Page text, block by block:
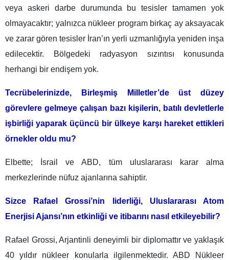
veya askeri darbe durumunda bu tesisler tamamen yok
olmayacaktır; yalnızca nükleer program birkaç ay aksayacak
ve zarar gören tesisler İran’ın yerli uzmanlığıyla yeniden inşa
edilecektir. Bölgedeki radyasyon sızıntısı konusunda
herhangi bir endişem yok.
Tecrübelerinizde, Birleşmiş Milletler’de üst düzey
görevlere gelmeye çalışan bazı kişilerin, batılı devletlerle
işbirliği yaparak üçüncü bir ülkeye karşı hareket ettikleri
örnekler oldu mu?
Elbette; İsrail ve ABD, tüm uluslararası karar alma
merkezlerinde nüfuz ajanlarına sahiptir.
Sizce Rafael Grossi’nin liderliği, Uluslararası Atom
Enerjisi Ajansı’nın etkinliği ve itibarını nasıl etkileyebilir?
Rafael Grossi, Arjantinli deneyimli bir diplomattır ve yaklaşık
40 yıldır nükleer konularla ilgilenmektedir. ABD Nükleer